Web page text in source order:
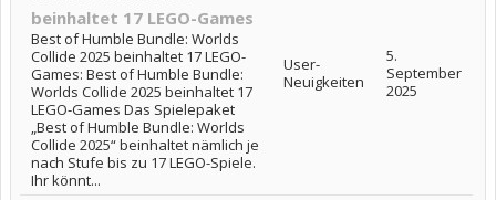
beinhaltet 17 LEGO-Games
Best of Humble Bundle: Worlds
Collide 2025 beinhaltet 17 LEGO-
Games: Best of Humble Bundle:
Worlds Collide 2025 beinhaltet 17
LEGO-Games Das Spielepaket
„Best of Humble Bundle: Worlds
Collide 2025“ beinhaltet nämlich je
nach Stufe bis zu 17 LEGO-Spiele.
Ihr könnt...
User-
Neuigkeiten
5.
September
2025